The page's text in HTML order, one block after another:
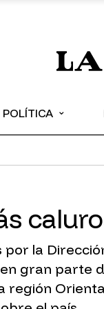
POLÍTICA ⌄
la
gran parte
región